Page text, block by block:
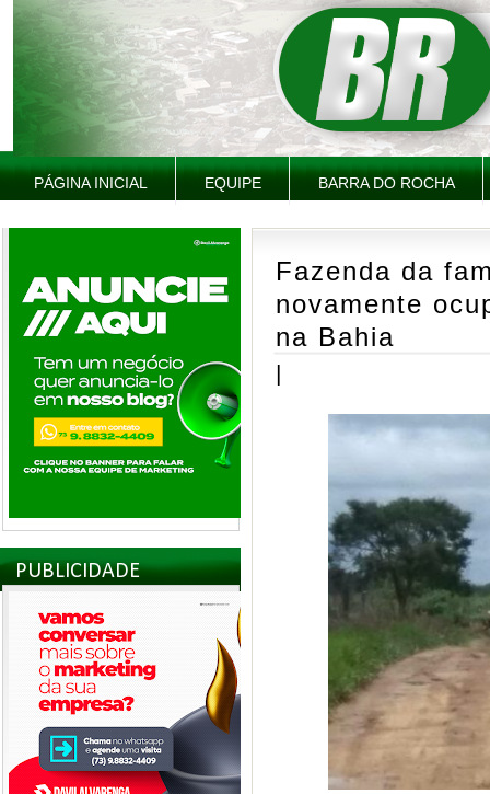
PÁGINA INICIAL EQUIPE BARRA DO ROCHA
PUBLICIDADE
Fazenda da
novamente
na Bahia
|